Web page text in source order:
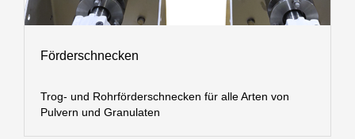
Förderschnecken
Trog- und Rohrförderschnecken für alle Arten von
Pulvern und Granulaten